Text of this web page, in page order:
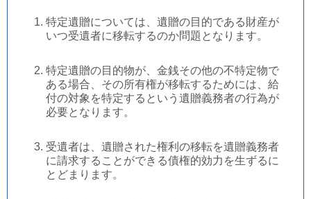
特定遺贈については、遺贈の目的である財産が
いつ受遺者に移転するのか問題となります。
特定遺贈の目的物が、金銭その他の不特定物で
ある場合、その所有権が移転するためには、給
付の対象を特定するという遺贈義務者の行為が
必要となります。
受遺者は、遺贈された権利の移転を遺贈義務者
に請求することができる債権的効力を生ずるに
とどまります。